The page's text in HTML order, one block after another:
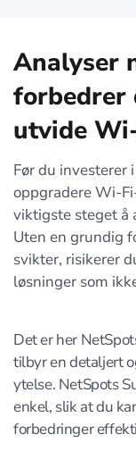
Analyser
forbedrer
utvide
Før du investerer
oppgradere Wi-
viktigste steget å
Uten en grundig
svikter, risikerer
løsninger som
Det er her
tilbyr en detaljert
ytelse. NetSpots
enkel, slik at du
forbedringer